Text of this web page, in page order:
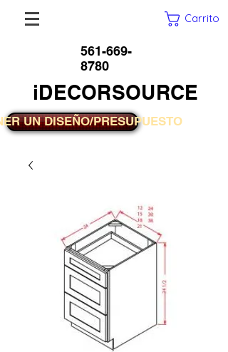
Carrito
561-669-
8780
iDECORSOURCE
UN DISEÑO/PRESUPUESTO